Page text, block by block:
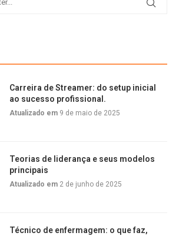
Carreira de Streamer: do setup inicial
ao sucesso profissional.
Atualizado em 9 de maio de 2025
Teorias de liderança e seus modelos
principais
Atualizado em 2 de junho de 2025
Técnico de enfermagem: o que faz,